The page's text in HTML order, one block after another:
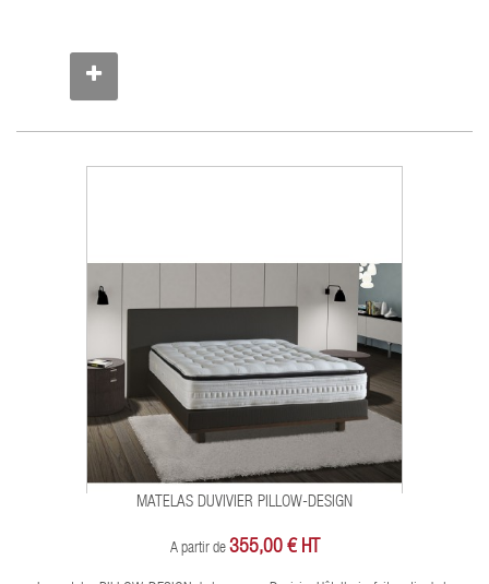
MATELAS DUVIVIER PILLOW-DESIGN
A partir de 355,00 € HT